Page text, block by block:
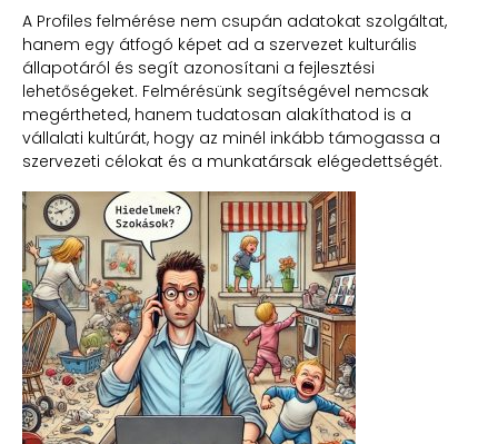
A Profiles felmérése nem csupán adatokat szolgáltat,
hanem egy átfogó képet ad a szervezet kulturális
állapotáról és segít azonosítani a fejlesztési
lehetőségeket. Felmérésünk segítségével nemcsak
megértheted, hanem tudatosan alakíthatod is a
vállalati kultúrát, hogy az minél inkább támogassa a
szervezeti célokat és a munkatársak elégedettségét.